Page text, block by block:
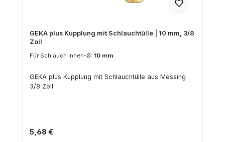
GEKA plus Kupplung mit Schlauchtülle | 10 mm, 3/8
Zoll
Für Schlauch Innen-Ø: 10 mm
GEKA plus Kupplung mit Schlauchtülle aus Messing
3/8 Zoll
Regulärer Preis:
5,68 €